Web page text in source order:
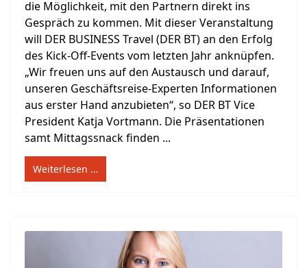
die Möglichkeit, mit den Partnern direkt ins
Gespräch zu kommen. Mit dieser Veranstaltung
will DER BUSINESS Travel (DER BT) an den Erfolg
des Kick-Off-Events vom letzten Jahr anknüpfen.
„Wir freuen uns auf den Austausch und darauf,
unseren Geschäftsreise-Experten Informationen
aus erster Hand anzubieten“, so DER BT Vice
President Katja Vortmann. Die Präsentationen
samt Mittagssnack finden ...
Weiterlesen …